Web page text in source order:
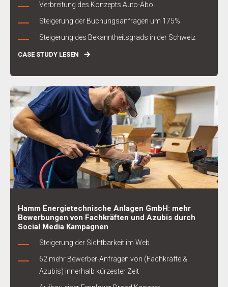
Verbreitung des Konzepts Auto-Abo
Steigerung der Buchungsanfragen um 175%
Steigerung des Bekanntheitsgrads in der Schweiz
CASE STUDY LESEN
Hamm Energietechnische Anlagen GmbH: mehr
Bewerbungen von Fachkräften und Azubis durch
Social Media Kampagnen
Steigerung der Sichtbarkeit im Web
62 mehr Bewerber-Anfragen von (Fachkräfte &
Azubis) innerhalb kürzester Zeit